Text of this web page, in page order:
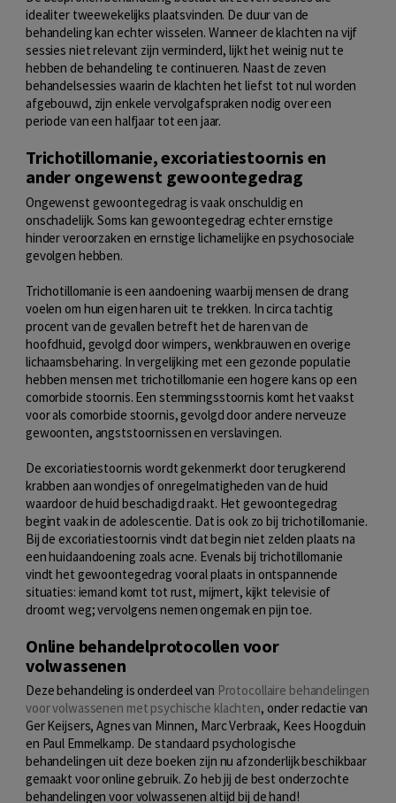
idealiter tweewekelijks plaatsvinden. De duur van de
behandeling kan echter wisselen. Wanneer de klachten na vijf
sessies niet relevant zijn verminderd, lijkt het weinig nut te
hebben de behandeling te continueren. Naast de zeven
behandelsessies waarin de klachten het liefst tot nul worden
afgebouwd, zijn enkele vervolgafspraken nodig over een
periode van een halfjaar tot een jaar.
Trichotillomanie, excoriatiestoornis en
ander ongewenst gewoontegedrag
Ongewenst gewoontegedrag is vaak onschuldig en
onschadelijk. Soms kan gewoontegedrag echter ernstige
hinder veroorzaken en ernstige lichamelijke en psychosociale
gevolgen hebben.
Trichotillomanie is een aandoening waarbij mensen de drang
voelen om hun eigen haren uit te trekken. In circa tachtig
procent van de gevallen betreft het de haren van de
hoofdhuid, gevolgd door wimpers, wenkbrauwen en overige
lichaamsbeharing. In vergelijking met een gezonde populatie
hebben mensen met trichotillomanie een hogere kans op een
comorbide stoornis. Een stemmingsstoornis komt het vaakst
voor als comorbide stoornis, gevolgd door andere nerveuze
gewoonten, angststoornissen en verslavingen.
De excoriatiestoornis wordt gekenmerkt door terugkerend
krabben aan wondjes of onregelmatigheden van de huid
waardoor de huid beschadigd raakt. Het gewoontegedrag
begint vaak in de adolescentie. Dat is ook zo bij trichotillomanie.
Bij de excoriatiestoornis vindt dat begin niet zelden plaats na
een huidaandoening zoals acne. Evenals bij trichotillomanie
vindt het gewoontegedrag vooral plaats in ontspannende
situaties: iemand komt tot rust, mijmert, kijkt televisie of
droomt weg; vervolgens nemen ongemak en pijn toe.
Online behandelprotocollen voor
volwassenen
Deze behandeling is onderdeel van Protocollaire behandelingen
voor volwassenen met psychische klachten, onder redactie van
Ger Keijsers, Agnes van Minnen, Marc Verbraak, Kees Hoogduin
en Paul Emmelkamp. De standaard psychologische
behandelingen uit deze boeken zijn nu afzonderlijk beschikbaar
gemaakt voor online gebruik. Zo heb jij de best onderzochte
behandelingen voor volwassenen altijd bij de hand!